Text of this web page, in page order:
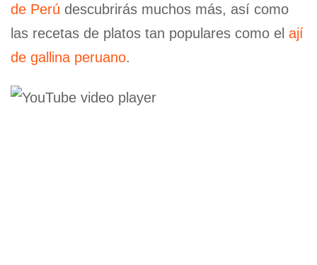
de Perú descubrirás muchos más, así como
las recetas de platos tan populares como el ají
de gallina peruano.